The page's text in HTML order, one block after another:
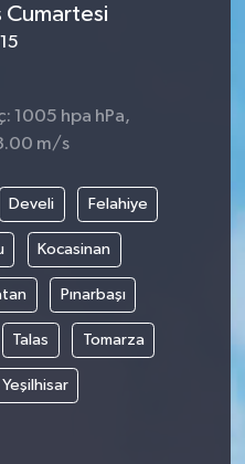
1005 hpa hPa,
m/s
Develi Felahiye
Kocasinan
Pınarbaşı
Talas Tomarza
Yeşilhisar